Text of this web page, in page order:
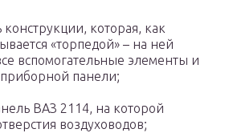
конструкции, которая, как
«торпедой» – на ней
вспомогательные элементы и
панели;
ВАЗ 2114, на которой
воздуховодов;